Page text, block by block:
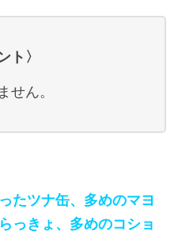
ト〉
せん。
たツナ缶、多めのマヨ
っきょ、多めのコショ